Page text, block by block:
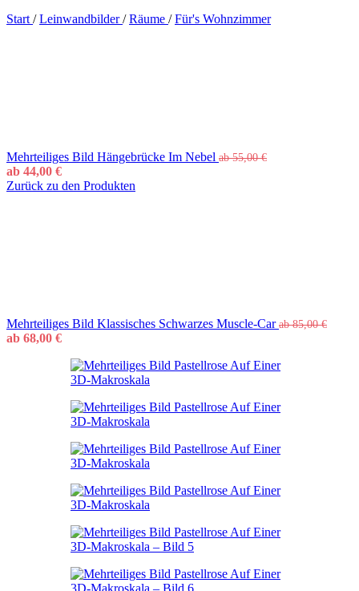
Start / Leinwandbilder/ Räume / Für's Wohnzimmer
Mehrteiliges Bild Hängebrücke Im Nebel ab55,00€
ab 44,00 €
Zurück zu den Produkten
Mehrteiliges Bild Klassisches Schwarzes Muscle-Carab85,00€
ab 68,00 €